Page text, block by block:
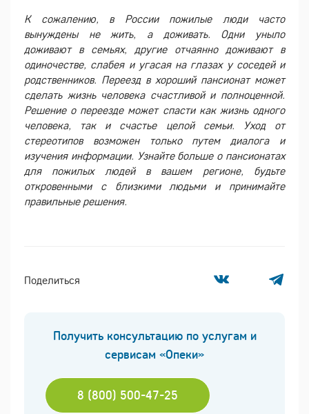
К сожалению, в России пожилые люди часто
вынуждены не жить, а доживать. Одни уныло
доживают в семьях, другие отчаянно доживают в
одиночестве, слабея и угасая на глазах у соседей и
родственников. Переезд в хороший пансионат может
сделать жизнь человека счастливой и полноценной.
Решение о переезде может спасти как жизнь одного
человека, так и счастье целой семьи. Уход от
стереотипов возможен только путем диалога и
изучения информации. Узнайте больше о пансионатах
для пожилых людей в вашем регионе, будьте
откровенными с близкими людьми и принимайте
правильные решения.
Поделиться
Получить консультацию по услугам и
сервисам «Опеки»
8 (800) 500-47-25